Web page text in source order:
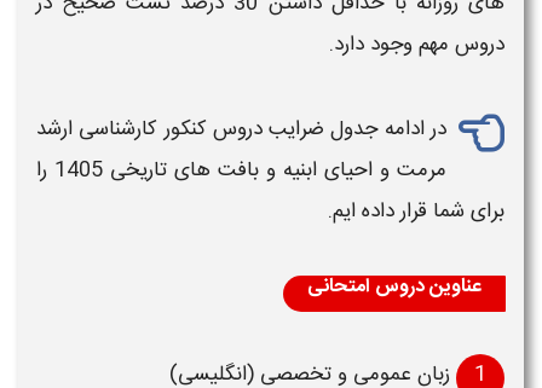
دروس مهم وجود دارد.
در ادامه جدول ضرایب دروس کنکور کارشناسی ارشد
مرمت و احیای ابنیه و بافت های تاریخی 1405 را
برای شما قرار داده ایم.
عناوین دروس امتحانی
1
زبان عمومی و تخصصی (انگليسی)